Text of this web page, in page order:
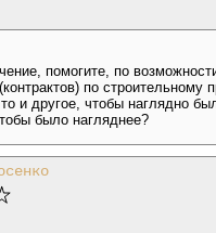
помогите, по
по
и другое, чтобы наглядно
было нагляднее?